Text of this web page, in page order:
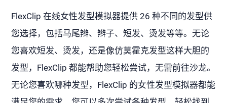
FlexClip 在线女性发型模拟器提供 26 种不同的发型供
您选择，包括马尾辫、辫子、短发、烫发等等。无论
您喜欢短发、烫发，还是像仿莫霍克发型这样大胆的
发型，FlexClip 都能帮助您轻松尝试，无需前往沙龙。
无论您喜欢哪种发型，FlexClip 的女性发型模拟器都能